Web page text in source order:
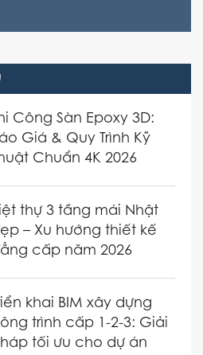
Công Sàn Epoxy 3D:
Giá & Quy Trình Kỹ
Chuẩn 4K 2026
thự 3 tầng mái Nhật
– Xu hướng thiết kế
cấp năm 2026
khai BIM xây dựng
trình cấp 1-2-3: Giải
tối ưu cho dự án